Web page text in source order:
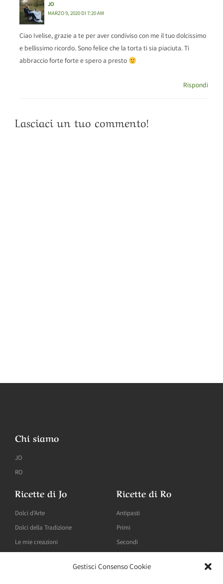
Gestisci Consenso Cookie
JO
MARZO 9, 2020 DI 7:20 AM
Ciao Ivelise, grazie a te per aver condiviso con me il tuo dolcissimo
e bellissimo ricordo. Sono felice che la torta ti sia piaciuta. Ti
abbraccio forte forte e spero a presto
Rispondi
Lasciaci un tuo commento!
Chi siamo
JO
RO
Ricette di Jo
Dolci d'Arte
Dolci della Tradizione
Le mie creazioni
Ricette di Ro
Antipasti
Primi
Secondi